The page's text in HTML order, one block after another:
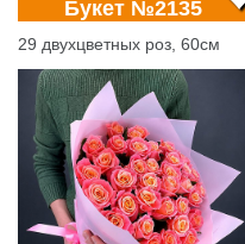
Букет №2135
29 двухцветных роз, 60см